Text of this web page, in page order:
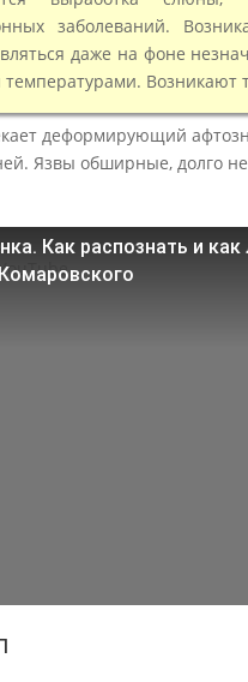
заболеваний.
даже на фоне
температурами.
деформирующий
Язвы обширные, долго
Как распознать и как